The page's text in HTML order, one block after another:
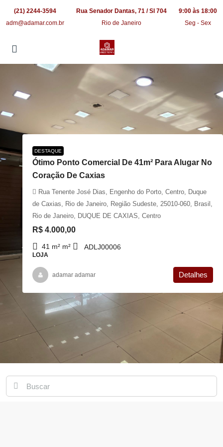
(21) 2244-3594
adm@adamar.com.br
Rua Senador Dantas, 71 / Sl 704
Rio de Janeiro
9:00 às 18:00
Seg - Sex
DESTAQUE
Ótimo Ponto Comercial De 41m² Para Alugar No
Coração De Caxias
Rua Tenente José Dias, Engenho do Porto, Centro, Duque
de Caxias, Rio de Janeiro, Região Sudeste, 25010-060, Brasil,
Rio de Janeiro, DUQUE DE CAXIAS, Centro
R$ 4.000,00
41 m² m² ADLJ00006
LOJA
Detalhes
adamar adamar